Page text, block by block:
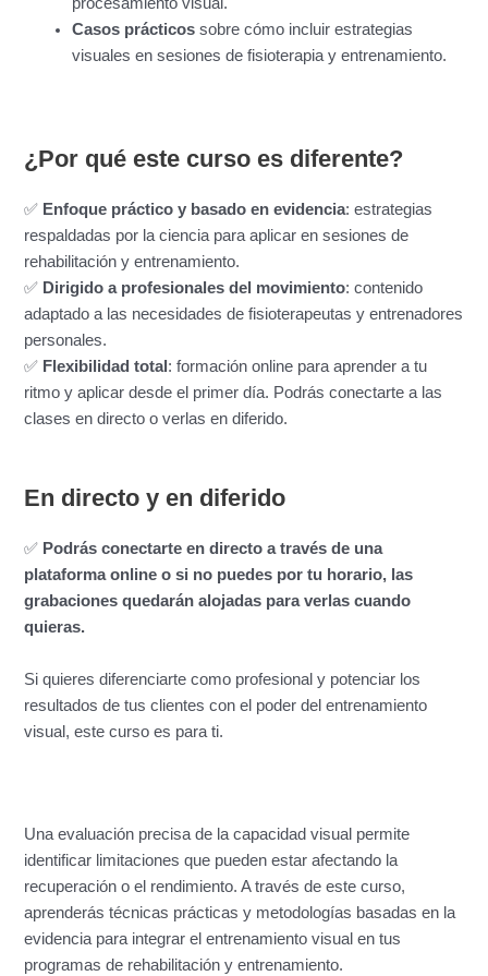
procesamiento visual.
Casos prácticos sobre cómo incluir estrategias
visuales en sesiones de fisioterapia y entrenamiento.
¿Por qué este curso es diferente?
✅ Enfoque práctico y basado en evidencia: estrategias
respaldadas por la ciencia para aplicar en sesiones de
rehabilitación y entrenamiento.
✅ Dirigido a profesionales del movimiento: contenido
adaptado a las necesidades de fisioterapeutas y entrenadores
personales.
✅ Flexibilidad total : formación online para aprender a tu
ritmo y aplicar desde el primer día. Podrás conectarte a las
clases en directo o verlas en diferido.
En directo y en diferido
✅ Podrás conectarte en directo a través de una
plataforma online o si no puedes por tu horario, las
grabaciones quedarán alojadas para verlas cuando
quieras.
Si quieres diferenciarte como profesional y potenciar los
resultados de tus clientes con el poder del entrenamiento
visual, este curso es para ti.
Una evaluación precisa de la capacidad visual permite
identificar limitaciones que pueden estar afectando la
recuperación o el rendimiento. A través de este curso,
aprenderás técnicas prácticas y metodologías basadas en la
evidencia para integrar el entrenamiento visual en tus
programas de rehabilitación y entrenamiento.